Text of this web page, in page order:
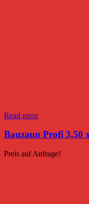
Read more
Bauzaun Profi 3,50
Preis auf Anfrage!